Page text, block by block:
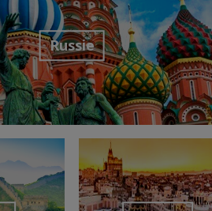
Russie
Découvrir la destination